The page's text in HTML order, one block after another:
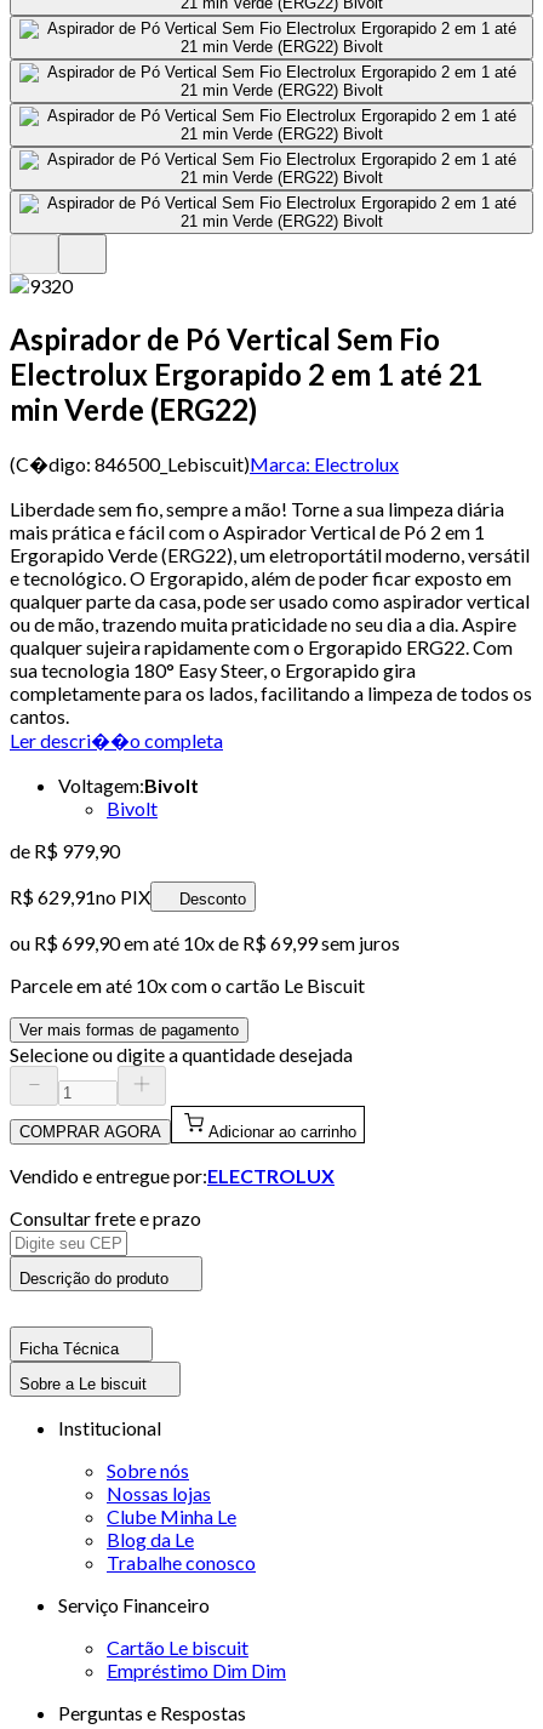
Aspirador de Pó Vertical Sem Fio
Electrolux Ergorapido 2 em 1 até 21
min Verde (ERG22)
(C�digo: 846500_Lebiscuit)Marca: Electrolux
Liberdade sem fio, sempre a mão! Torne a sua limpeza diária
mais prática e fácil com o Aspirador Vertical de Pó 2 em 1
Ergorapido Verde (ERG22), um eletroportátil moderno, versátil
e tecnológico. O Ergorapido, além de poder ficar exposto em
qualquer parte da casa, pode ser usado como aspirador vertical
ou de mão, trazendo muita praticidade no seu dia a dia. Aspire
qualquer sujeira rapidamente com o Ergorapido ERG22. Com
sua tecnologia 180° Easy Steer, o Ergorapido gira
completamente para os lados, facilitando a limpeza de todos os
cantos.
Ler descri��o completa
Voltagem:Bivolt
Bivolt
de R$ 979,90
R$ 629,91no PIX Desconto
ou R$ 699,90em até 10x de R$ 69,99 sem juros
Parcele em até 10x com o cartão Le Biscuit
Ver mais formas de pagamento
Selecione ou digite a quantidade desejada
COMPRAR AGORA Adicionar ao carrinho
Vendido e entregue por:ELECTROLUX
Consultar frete e prazo
Descrição do produto
Ficha Técnica
Sobre a Le biscuit
Institucional
Sobre nós
Nossas lojas
Clube Minha Le
Blog da Le
Trabalhe conosco
Serviço Financeiro
Cartão Le biscuit
Empréstimo Dim Dim
Perguntas e Respostas